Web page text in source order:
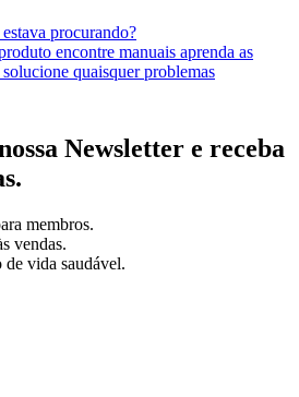
procurando?
encontre manuais aprenda as
quaisquer problemas
Newsletter e receba
membros.
vendas.
vida saudável.